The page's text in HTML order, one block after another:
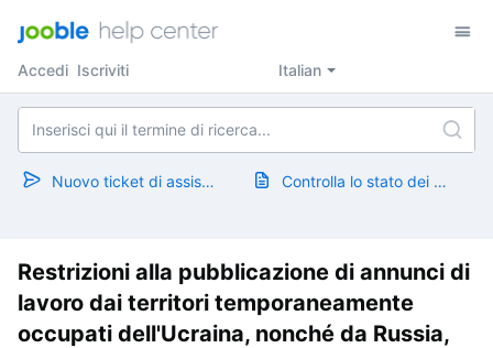
Italian
Accedi Iscriviti
Nuovo ticket di assistenza Controlla lo stato dei ticket
Restrizioni alla pubblicazione di annunci di
lavoro dai territori temporaneamente
occupati dell'Ucraina, nonché da Russia,